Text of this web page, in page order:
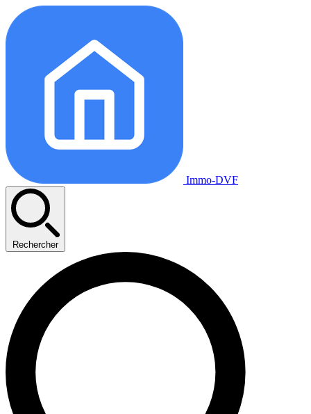
Immo-DVF
Rechercher